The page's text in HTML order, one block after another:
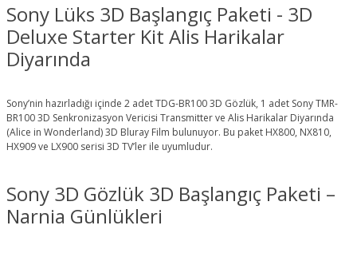
Sony Lüks 3D Başlangıç Paketi - 3D
Deluxe Starter Kit Alis Harikalar
Diyarında
Sony’nin hazırladığı içinde 2 adet TDG-BR100 3D Gözlük, 1 adet Sony TMR-
BR100 3D Senkronizasyon Vericisi Transmitter ve Alis Harikalar Diyarında
(Alice in Wonderland) 3D Bluray Film bulunuyor. Bu paket HX800, NX810,
HX909 ve LX900 serisi 3D TV’ler ile uyumludur.
Sony 3D Gözlük 3D Başlangıç Paketi –
Narnia Günlükleri